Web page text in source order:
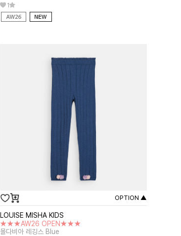
1
OPTION ▲
LOUISE MISHA KIDS
★★★AW26 OPEN★★★
몰다비아 레깅스 Blue